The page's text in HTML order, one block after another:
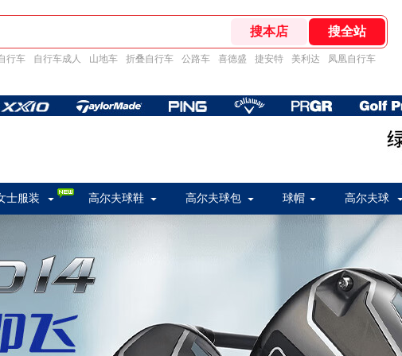
行车 自行车成人 山地车 折叠自行车 公路车 喜德盛 捷安特 美利达 凤凰自行车
士服装 高尔夫球鞋 高尔夫球包 球帽 高尔夫球